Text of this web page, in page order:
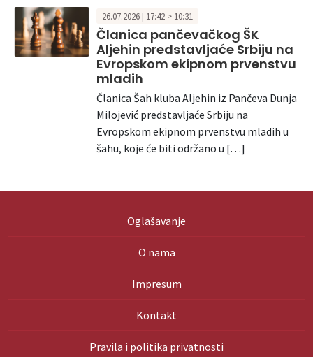
26.07.2026 | 17:42 > 10:31
Članica pančevačkog ŠK
Aljehin predstavljaće Srbiju na
Evropskom ekipnom prvenstvu
mladih
Članica Šah kluba Aljehin iz Pančeva Dunja
Milojević predstavljaće Srbiju na
Evropskom ekipnom prvenstvu mladih u
šahu, koje će biti održano u […]
Oglašavanje
O nama
Impresum
Kontakt
Pravila i politika privatnosti